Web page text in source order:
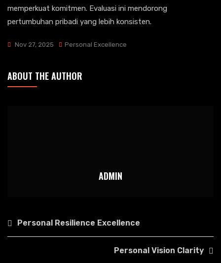
memperkuat komitmen. Evaluasi ini mendorong
pertumbuhan pribadi yang lebih konsisten.
Nov 27, 2025 Personal Excellence
ABOUT THE AUTHOR
ADMIN
NAVIGASI
POS
Personal Resilience Excellence
Personal Vision Clarity